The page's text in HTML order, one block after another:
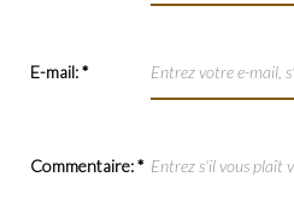
E-mail:*
Commentaire:*